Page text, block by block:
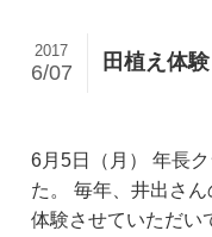
田植え体
2017
6/07
6月5日（月） 年長
た。 毎年、井出さ
体験させていただ